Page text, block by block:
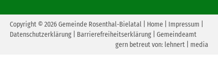
Copyright © 2026 Gemeinde Rosenthal-Bielatal | Home Impressum
Datenschutzerklärung
Barrierefreiheitserklärung
Gemeindeamt
gern betreut von: lehnert | media